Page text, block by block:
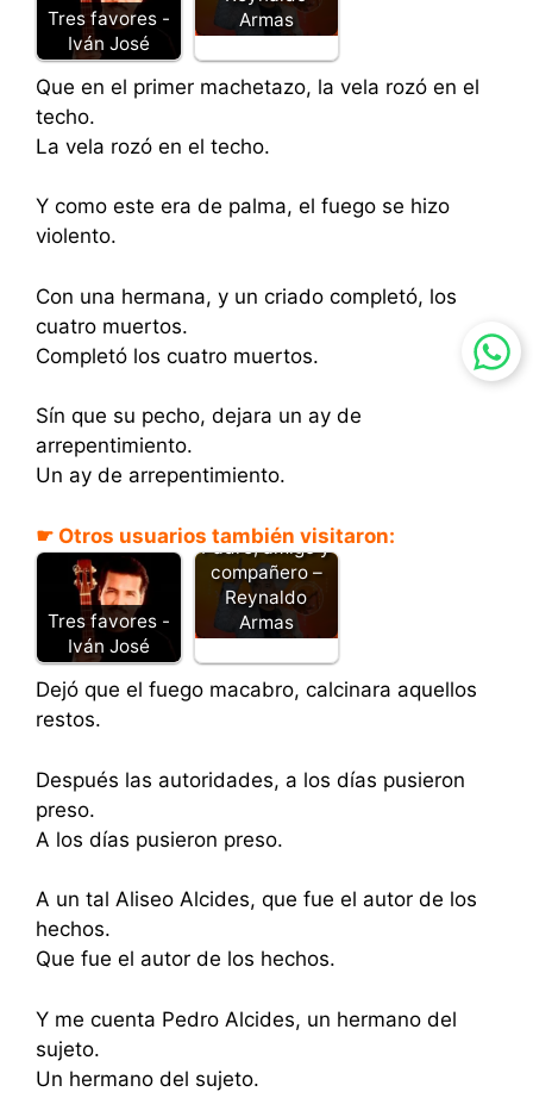
Tres favores -
Iván José
Armas
Que en el primer machetazo, la vela rozó en el
techo.
La vela rozó en el techo.
Y como este era de palma, el fuego se hizo
violento.
Con una hermana, y un criado completó, los
cuatro muertos.
Completó los cuatro muertos.
Sín que su pecho, dejara un ay de
arrepentimiento.
Un ay de arrepentimiento.
☛ Otros usuarios también visitaron:
Tres favores -
Iván José
Padre, amigo y
compañero –
Reynaldo
Armas
Dejó que el fuego macabro, calcinara aquellos
restos.
Después las autoridades, a los días pusieron
preso.
A los días pusieron preso.
A un tal Aliseo Alcides, que fue el autor de los
hechos.
Que fue el autor de los hechos.
Y me cuenta Pedro Alcides, un hermano del
sujeto.
Un hermano del sujeto.